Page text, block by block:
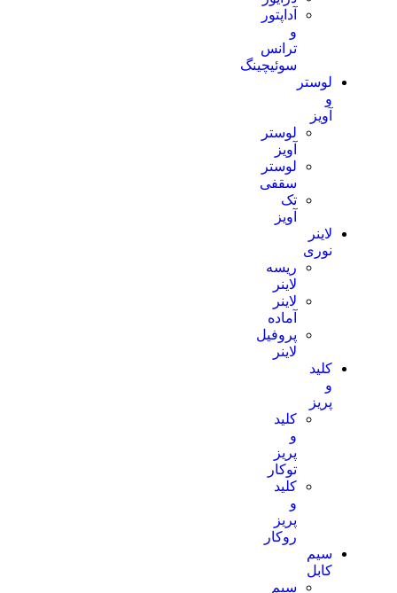
آداپتور
و
ترانس
سوئیچینگ
لوستر
و
آویز
لوستر
آویز
لوستر
سقفی
تک
آویز
لاینر
نوری
ریسه
لاینر
لاینر
آماده
پروفیل
لاینر
کلید
و
پریز
کلید
و
پریز
توکار
کلید
و
پریز
روکار
سیم
کابل
سیم